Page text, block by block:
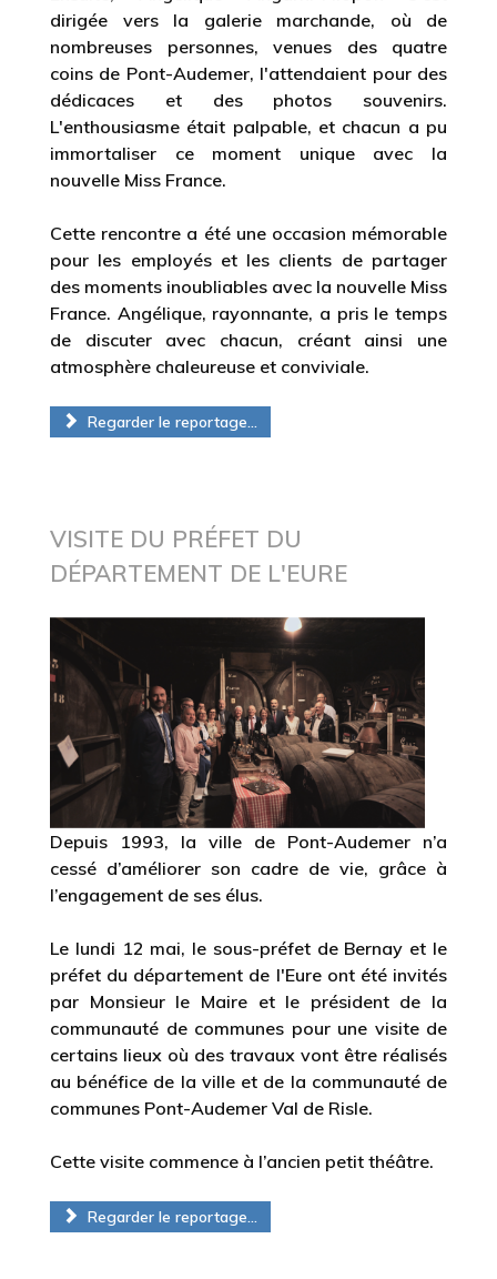
dirigée vers la galerie marchande, où de
nombreuses personnes, venues des quatre
coins de Pont-Audemer, l'attendaient pour des
dédicaces et des photos souvenirs.
L'enthousiasme était palpable, et chacun a pu
immortaliser ce moment unique avec la
nouvelle Miss France.
Cette rencontre a été une occasion mémorable
pour les employés et les clients de partager
des moments inoubliables avec la nouvelle Miss
France. Angélique, rayonnante, a pris le temps
de discuter avec chacun, créant ainsi une
atmosphère chaleureuse et conviviale.
Regarder le reportage...
VISITE DU PRÉFET DU
DÉPARTEMENT DE L'EURE
Depuis 1993, la ville de Pont-Audemer n’a
cessé d’améliorer son cadre de vie, grâce à
l’engagement de ses élus.
Le lundi 12 mai, le sous-préfet de Bernay et le
préfet du département de l'Eure ont été invités
par Monsieur le Maire et le président de la
communauté de communes pour une visite de
certains lieux où des travaux vont être réalisés
au bénéfice de la ville et de la communauté de
communes Pont-Audemer Val de Risle.
Cette visite commence à l’ancien petit théâtre.
Regarder le reportage...